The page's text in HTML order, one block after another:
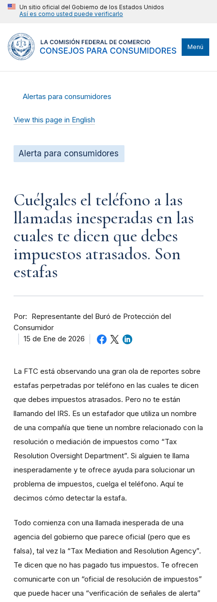
Un sitio oficial del Gobierno de los Estados Unidos
Así es como usted puede verificarlo
Menú
Alertas para consumidores
View this page in English
Alerta para consumidores
Cuélgales el teléfono a las
llamadas inesperadas en las
cuales te dicen que debes
impuestos atrasados. Son
estafas
Por
Representante del Buró de Protección del
Consumidor
15 de Ene de 2026
La FTC está observando una gran ola de reportes sobre
estafas perpetradas por teléfono en las cuales te dicen
que debes impuestos atrasados. Pero no te están
llamando del IRS. Es un estafador que utiliza un nombre
de una compañía que tiene un nombre relacionado con la
resolución o mediación de impuestos como “Tax
Resolution Oversight Department”. Si alguien te llama
inesperadamente y te ofrece ayuda para solucionar un
problema de impuestos, cuelga el teléfono. Aquí te
decimos cómo detectar la estafa.
Todo comienza con una llamada inesperada de una
agencia del gobierno que parece oficial (pero que es
falsa), tal vez la “Tax Mediation and Resolution Agency”.
Te dicen que no has pagado tus impuestos. Te ofrecen
comunicarte con un “oficial de resolución de impuestos”
que puede hacer una “verificación de señales de alerta”